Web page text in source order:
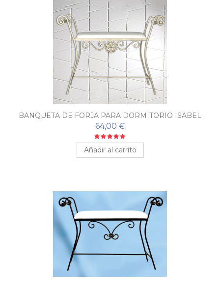
BANQUETA DE FORJA PARA DORMITORIO ISABEL
64,00 €
Añadir al carrito